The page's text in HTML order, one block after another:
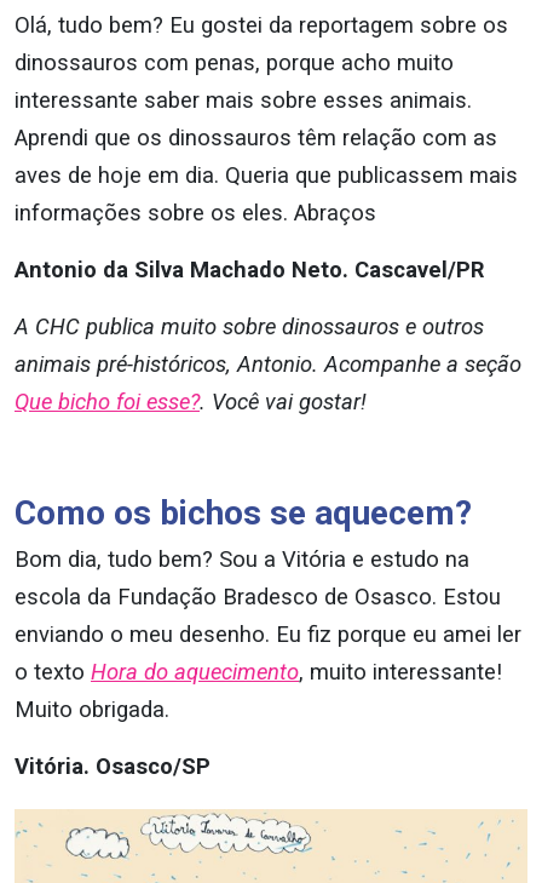
Olá, tudo bem? Eu gostei da reportagem sobre os
dinossauros com penas, porque acho muito
interessante saber mais sobre esses animais.
Aprendi que os dinossauros têm relação com as
aves de hoje em dia. Queria que publicassem mais
informações sobre os eles. Abraços
Antonio da Silva Machado Neto. Cascavel/PR
A CHC publica muito sobre dinossauros e outros
animais pré-históricos, Antonio. Acompanhe a seção
Que bicho foi esse?. Você vai gostar!
Como os bichos se aquecem?
Bom dia, tudo bem? Sou a Vitória e estudo na
escola da Fundação Bradesco de Osasco. Estou
enviando o meu desenho. Eu fiz porque eu amei ler
o texto Hora do aquecimento, muito interessante!
Muito obrigada.
Vitória. Osasco/SP